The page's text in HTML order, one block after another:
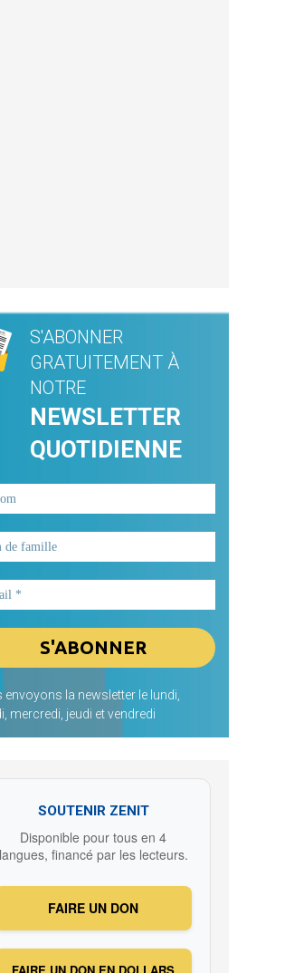
S'ABONNER
GRATUITEMENT À
NOTRE
NEWSLETTER
QUOTIDIENNE
envoyons la newsletter le lundi,
mercredi, jeudi et vendredi
SOUTENIR ZENIT
Disponible pour tous en 4
langues, financé par les lecteurs.
FAIRE UN DON